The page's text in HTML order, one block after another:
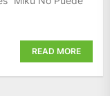
READ MORE